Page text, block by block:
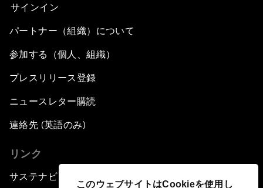
このウェブサイトはCookieを使用し
サインイン
パートナー（組織）について
参加する（個人、組織）
プレスリリース登録
ニュースレター購読
連絡先 (英語のみ)
リンク
サステナビリティへの取り組み